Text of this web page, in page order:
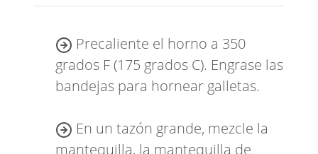
Precaliente el horno a 350
grados F (175 grados C). Engrase las
bandejas para hornear galletas.
En un tazón grande, mezcle la
mantequilla, la mantequilla de